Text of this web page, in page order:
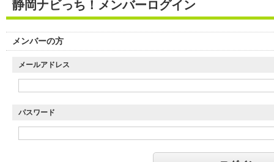
静岡ナビっち！メンバーログイン
メンバーの方
メールアドレス
パスワード